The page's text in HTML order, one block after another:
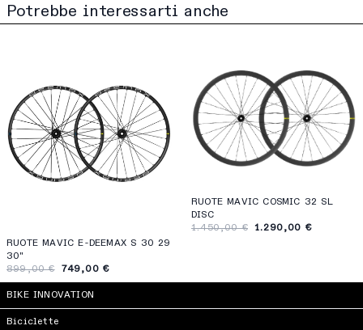
Potrebbe interessarti anche
RUOTE MAVIC E-DEEMAX S 30 29
30"
899,00 €
749,00 €
RUOTE MAVIC COSMIC 32 SL
DISC
1.450,00 €
1.290,00 €
BIKE INNOVATION
Biciclette